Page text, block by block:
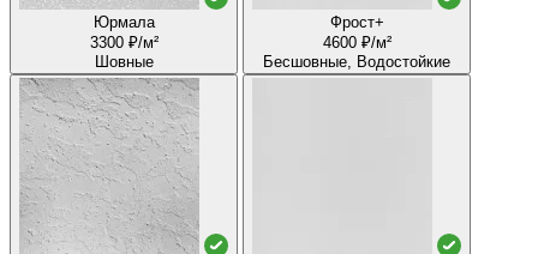
Юрмала
3300 ₽/м²
Шовные
Фрост+
4600 ₽/м²
Бесшовные, Водостойкие